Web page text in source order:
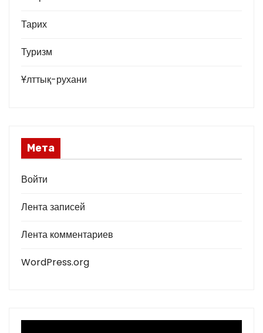
Тарих
Туризм
Ұлттық-рухани
Мета
Войти
Лента записей
Лента комментариев
WordPress.org